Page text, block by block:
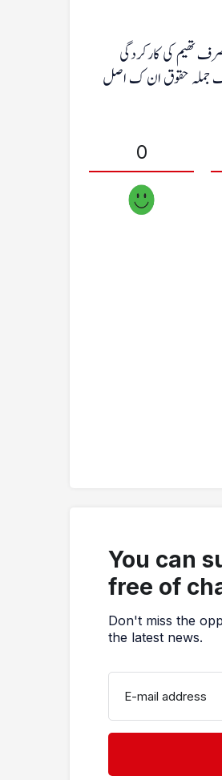
تھیم کی کارکردگی
ک جملہ حقوق ان ک اصل
0
You can
free of
Don't miss the
the latest news.
E-mail address